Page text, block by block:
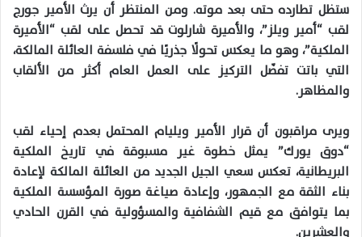
ستظل تطارده حتى بعد موته. ومن المنتظر أن يرث الأمير جورج
لقب “أمير ويلز”، والأميرة شارلوت قد تحصل على لقب “الأميرة
الملكية”، وهو ما يعكس تحولًا جذريًا في فلسفة العائلة المالكة،
التي باتت تفضّل التركيز على العمل العام أكثر من الألقاب
والمظاهر.
ويرى مراقبون أن قرار الأمير ويليام المحتمل بعدم إحياء لقب
“دوق يورك” يمثل خطوة غير مسبوقة في تاريخ الملكية
البريطانية، تعكس سعي الجيل الجديد من العائلة المالكة لإعادة
بناء الثقة مع الجمهور، وإعادة صياغة صورة المؤسسة الملكية
بما يتوافق مع قيم الشفافية والمسؤولية في القرن الحادي
والعشرين.